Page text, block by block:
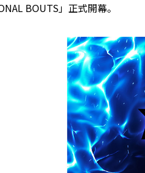
BOUTS」正式開幕。